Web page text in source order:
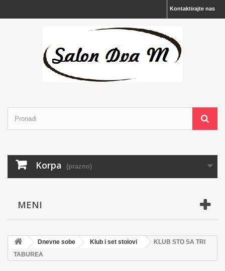
Kontaktirajte nas
Korpa (prazno)
MENI
Dnevne sobe Klub i set stolovi
KLUB STO SA TRI
TABUREA